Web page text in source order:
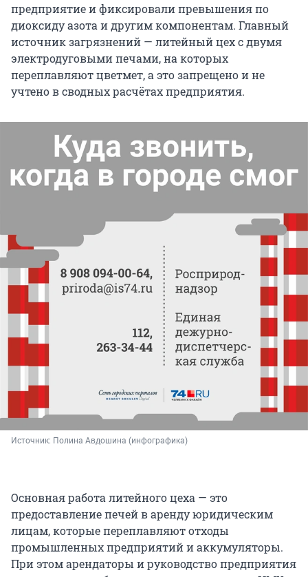
предприятие и фиксировали превышения по
диоксиду азота и другим компонентам. Главный
источник загрязнений — литейный цех с двумя
электродуговыми печами, на которых
переплавляют цветмет, а это запрещено и не
учтено в сводных расчётах предприятия.
Источник: Полина Авдошина (инфографика)
Основная работа литейного цеха — это
предоставление печей в аренду юридическим
лицам, которые переплавляют отходы
промышленных предприятий и аккумуляторы.
При этом арендаторы и руководство предприятия